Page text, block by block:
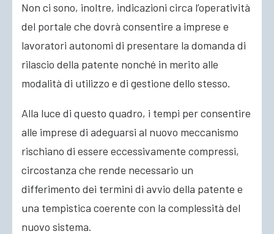
Non ci sono, inoltre, indicazioni circa l’operatività
del portale che dovrà consentire a imprese e
lavoratori autonomi di presentare la domanda di
rilascio della patente nonché in merito alle
modalità di utilizzo e di gestione dello stesso.
Alla luce di questo quadro, i tempi per consentire
alle imprese di adeguarsi al nuovo meccanismo
rischiano di essere eccessivamente compressi,
circostanza che rende necessario un
differimento dei termini di avvio della patente e
una tempistica coerente con la complessità del
nuovo sistema.